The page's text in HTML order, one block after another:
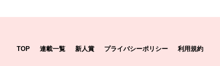
TOP 連載一覧 新人賞 プライバシーポリシー 利用規約